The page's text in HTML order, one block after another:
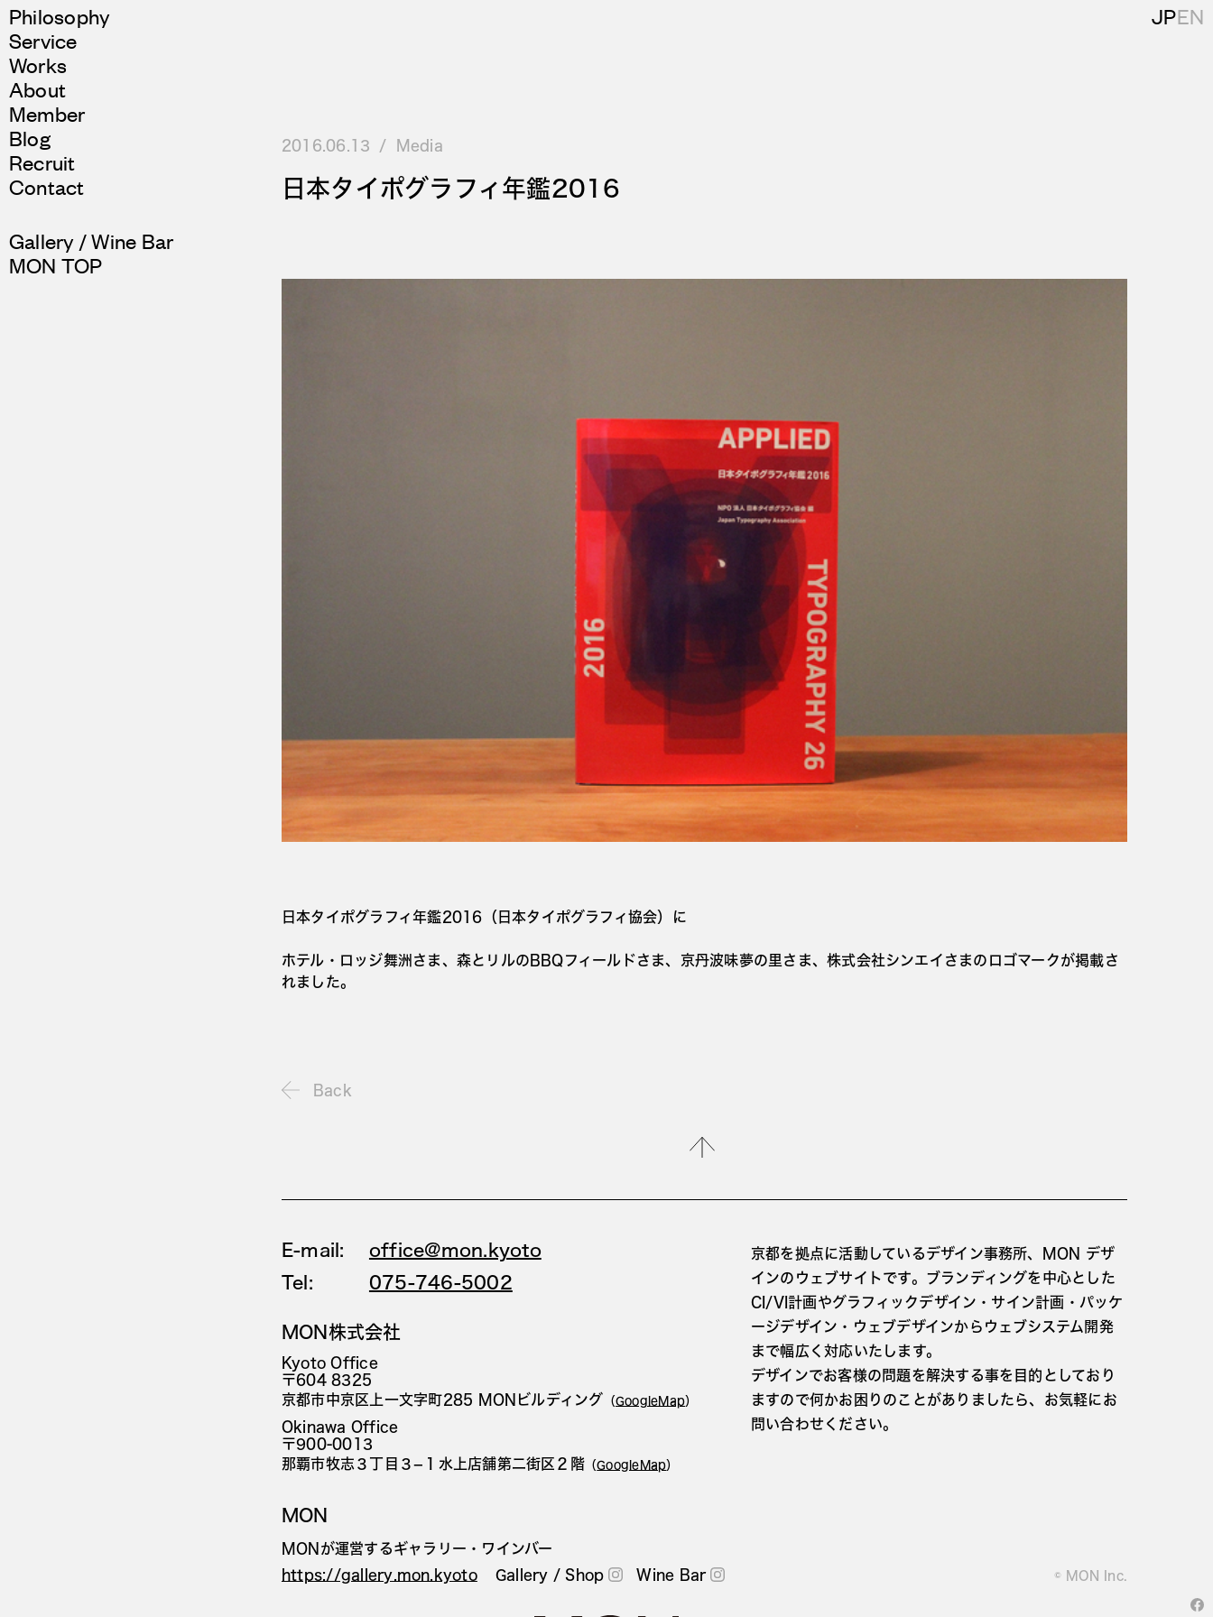
Philosophy
Service
Works
About
Member
Blog
Recruit
Contact
Gallery / Wine Bar
MON TOP
JPEN
2016.06.13 Media
日本タイポグラフィ年鑑2016
日本タイポグラフィ年鑑2016（日本タイポグラフィ協会）に
ホテル・ロッジ舞洲さま、森とリルのBBQフィールドさま、京丹波味夢の里さま、株式会社シンエイさまのロゴマークが掲載さ
れました。
Back
E-mail:
office@mon.kyoto
Tel:
075-746-5002
MON株式会社
Kyoto Office
〒604 8325
京都市中京区上一文字町285 MONビルディング （GoogleMap）
Okinawa Office
〒900-0013
那覇市牧志３丁目３−１水上店舗第二街区２階（GoogleMap）
MON
MONが運営するギャラリー・ワインバー
https://gallery.mon.kyoto
Gallery / Shop Wine Bar
京都を拠点に活動しているデザイン事務所、MON デザ
インのウェブサイトです。ブランディングを中心とした
CI/VI計画やグラフィックデザイン・サイン計画・パッケ
ージデザイン・ウェブデザインからウェブシステム開発
まで幅広く対応いたします。
デザインでお客様の問題を解決する事を目的としており
ますので何かお困りのことがありましたら、お気軽にお
問い合わせください。
© MON Inc.